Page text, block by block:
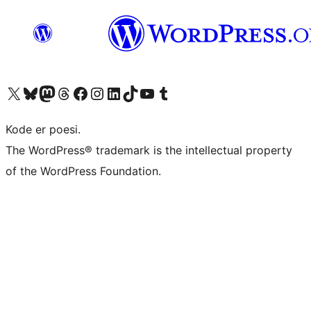
Visit our X (formerly Twitter) account
Visit our Bluesky account
Visit our Mastodon account
Visit our Threads account
Visit our Facebook page
Visit our Instagram account
Visit our LinkedIn account
Visit our TikTok account
Visit our YouTube channel
Visit our Tumblr account
Kode er poesi.
The WordPress® trademark is the intellectual property
of the WordPress Foundation.